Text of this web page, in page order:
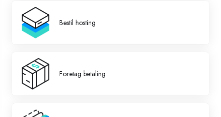
Bestil hosting
Foretag betaling